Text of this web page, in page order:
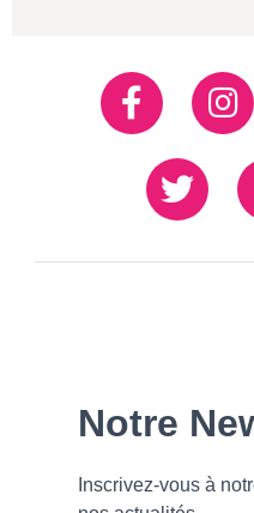
Réseaux
sociaux
Facebook